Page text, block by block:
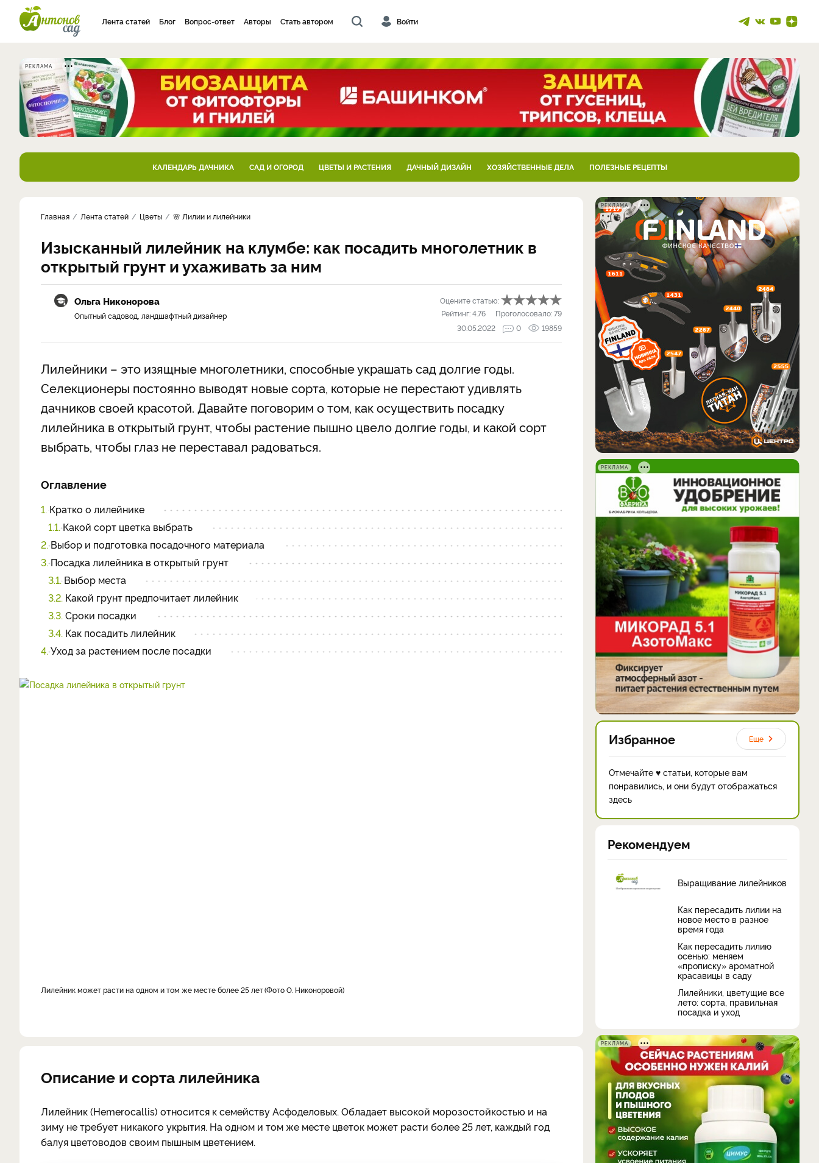
Лента статей Блог Вопрос-ответ Авторы Стать автором Войти
РЕКЛАМА
КАЛЕНДАРЬ ДАЧНИКА САД И ОГОРОД ЦВЕТЫ И РАСТЕНИЯ ДАЧНЫЙ ДИЗАЙН ХОЗЯЙСТВЕННЫЕ ДЕЛА ПОЛЕЗНЫЕ РЕЦЕПТЫ
Главная Лента статей Цветы 🌸 Лилии и лилейники
Изысканный лилейник на клумбе: как посадить многолетник в
открытый грунт и ухаживать за ним
Ольга Никонорова
Опытный садовод, ландшафтный дизайнер
Оцените статью:
Рейтинг:4.76 Проголосовало:79
30.05.2022
0 19859
Лилейники – это изящные многолетники, способные украшать сад долгие годы.
Селекционеры постоянно выводят новые сорта, которые не перестают удивлять
дачников своей красотой. Давайте поговорим о том, как осуществить посадку
лилейника в открытый грунт, чтобы растение пышно цвело долгие годы, и какой сорт
выбрать, чтобы глаз не переставал радоваться.
Оглавление
1. Кратко о лилейнике
1.1. Какой сорт цветка выбрать
2. Выбор и подготовка посадочного материала
3. Посадка лилейника в открытый грунт
3.1. Выбор места
3.2. Какой грунт предпочитает лилейник
3.3. Сроки посадки
3.4. Как посадить лилейник
4. Уход за растением после посадки
лилейник может расти на одном и том же месте более 25 лет Фото О. Никоноровой
Описание и сорта лилейника
Лилейник (Hemerocallis) относится к семейству Асфоделовых. Обладает высокой морозостойкостью и на
зиму не требует никакого укрытия. На одном и том же месте цветок может расти более 25 лет, каждый год
балуя цветоводов своим пышным цветением.
РЕКЛАМА
РЕКЛАМА
Избранное Еще
Отмечайте ♥ статьи, которые вам
понравились, и они будут отображаться
здесь
Рекомендуем
Выращивание лилейников
Как пересадить лилии на
новое место в разное
время года
Как пересадить лилию
осенью: меняем
«прописку» ароматной
красавицы в саду
Лилейники, цветущие все
лето: сорта, правильная
посадка и уход
РЕКЛАМА